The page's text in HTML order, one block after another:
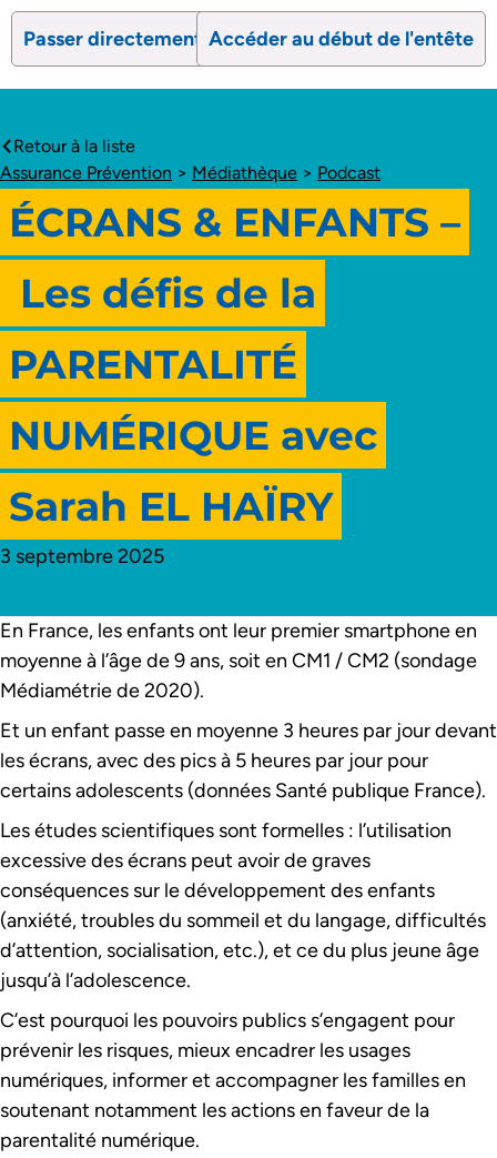
Passer directement au contenu
search
Accéder au début de l'entête
caret-left
Retour à la liste
Assurance Prévention > Médiathèque > Podcast
ÉCRANS & ENFANTS –
Les défis de la
PARENTALITÉ
NUMÉRIQUE avec
Sarah EL HAÏRY
3 septembre 2025
En France, les enfants ont leur premier smartphone en
moyenne à l’âge de 9 ans, soit en CM1 / CM2 (sondage
Médiamétrie de 2020).
Et un enfant passe en moyenne 3 heures par jour devant
les écrans, avec des pics à 5 heures par jour pour
certains adolescents (données Santé publique France).
Les études scientifiques sont formelles : l’utilisation
excessive des écrans peut avoir de graves
conséquences sur le développement des enfants
(anxiété, troubles du sommeil et du langage, difficultés
d’attention, socialisation, etc.), et ce du plus jeune âge
jusqu’à l’adolescence.
C’est pourquoi les pouvoirs publics s’engagent pour
prévenir les risques, mieux encadrer les usages
numériques, informer et accompagner les familles en
soutenant notamment les actions en faveur de la
parentalité numérique.